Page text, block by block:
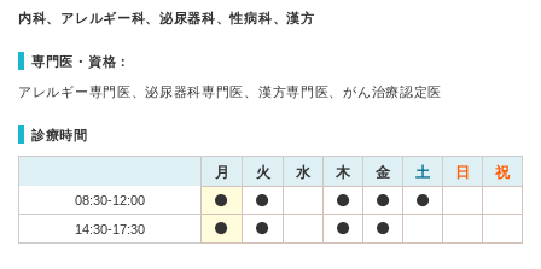
内科、アレルギー科、泌尿器科、性病科、漢方
専門医・資格：
アレルギー専門医、泌尿器科専門医、漢方専門医、がん治療認定医
診療時間
月 火 水 木 金 土 日 祝
08:30-12:00
14:30-17:30